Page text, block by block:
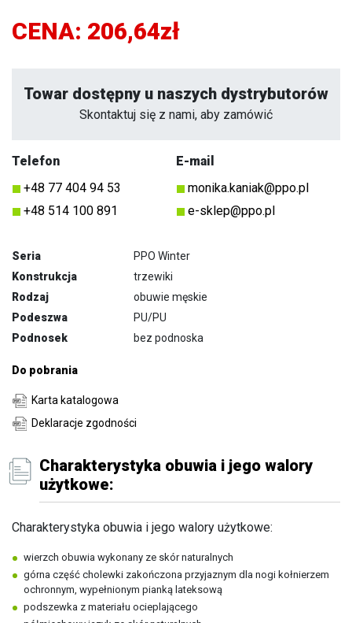
CENA: 206,64zł
Towar dostępny u naszych dystrybutorów
Skontaktuj się z nami, aby zamówić
Telefon
+48 77 404 94 53
+48 514 100 891
E-mail
monika.kaniak@ppo.pl
e-sklep@ppo.pl
Seria
PPO Winter
Konstrukcja
trzewiki
Rodzaj
obuwie męskie
Podeszwa
PU/PU
Podnosek
bez podnoska
Do pobrania
Karta katalogowa
Deklaracje zgodności
Charakterystyka obuwia i jego walory
użytkowe:
Charakterystyka obuwia i jego walory użytkowe:
wierzch obuwia wykonany ze skór naturalnych
górna część cholewki zakończona przyjaznym dla nogi kołnierzem
ochronnym, wypełnionym pianką lateksową
podszewka z materiału ocieplającego